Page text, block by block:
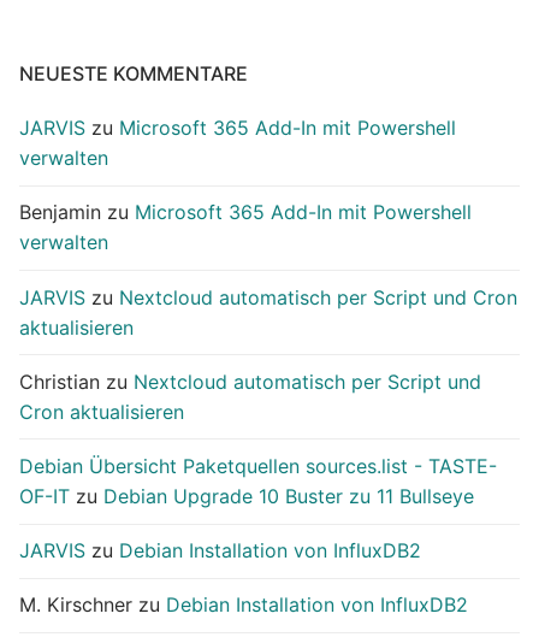
NEUESTE KOMMENTARE
JARVIS zu Microsoft 365 Add-In mit Powershell
verwalten
Benjamin zu Microsoft 365 Add-In mit Powershell
verwalten
JARVIS zu Nextcloud automatisch per Script und Cron
aktualisieren
Christian zu Nextcloud automatisch per Script und
Cron aktualisieren
Debian Übersicht Paketquellen sources.list - TASTE-
OF-IT zu Debian Upgrade 10 Buster zu 11 Bullseye
JARVIS zu Debian Installation von InfluxDB2
M. Kirschner zu Debian Installation von InfluxDB2